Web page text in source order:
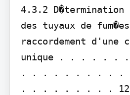
4.3.2 D�termination
des tuyaux de
raccordement d'une
unique . . . . .
. . . . . . . . . .
. . . . . . . . . 12